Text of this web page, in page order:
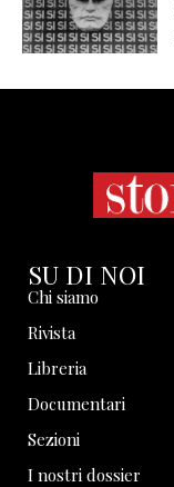
SU DI NOI
Chi siamo
Rivista
Libreria
Documentari
Sezioni
I nostri dossier